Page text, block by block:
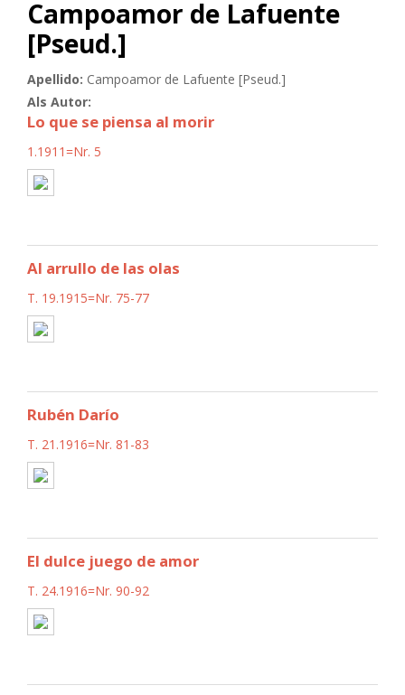
Campoamor de Lafuente
[Pseud.]
Apellido: Campoamor de Lafuente [Pseud.]
Als Autor:
Lo que se piensa al morir
1.1911=Nr. 5
Al arrullo de las olas
T. 19.1915=Nr. 75-77
Rubén Darío
T. 21.1916=Nr. 81-83
El dulce juego de amor
T. 24.1916=Nr. 90-92